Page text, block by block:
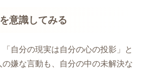
意識してみる
自分の現実は自分の心の投影」と
嫌な言動も、自分の中の未解決な